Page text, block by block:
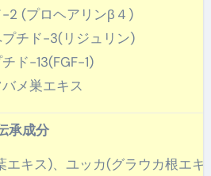
2 (プロヘアリンβ４)
チド-3(リジュリン)
ド-13(FGF-1)
メ巣エキス
承成分
エキス)、ユッカ(グラウカ根エキ